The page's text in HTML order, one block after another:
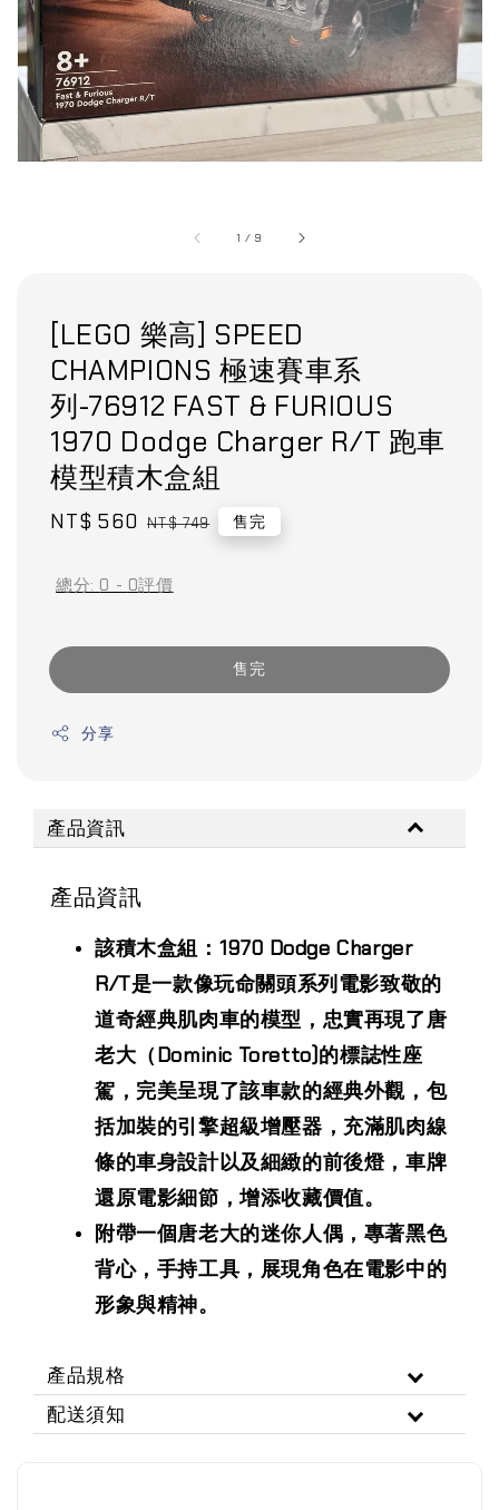
1 / 9
[LEGO 樂高] SPEED
CHAMPIONS 極速賽車系
列-76912 FAST & FURIOUS
1970 Dodge Charger R/T 跑車
模型積木盒組
Sale
NT$ 560 Regular
NT$ 749 售完
總分: 0 - 0評價
售完
分享
產品資訊
產品資訊
該積木盒組：1970 Dodge Charger
R/T是一款像玩命關頭系列電影致敬的
道奇經典肌肉車的模型，忠實再現了唐
老大（Dominic Toretto)的標誌性座
駕，完美呈現了該車款的經典外觀，包
括加裝的引擎超級增壓器，充滿肌肉線
條的車身設計以及細緻的前後燈，車牌
還原電影細節，增添收藏價值。
附帶一個唐老大的迷你人偶，專著黑色
背心，手持工具，展現角色在電影中的
形象與精神。
產品規格
配送須知